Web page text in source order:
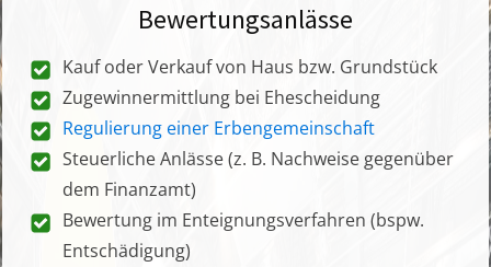
Bewertungsanlässe
Kauf oder Verkauf von Haus bzw. Grundstück
Zugewinnermittlung bei Ehescheidung
Regulierung einer Erbengemeinschaft
Steuerliche Anlässe (z. B. Nachweise gegenüber
dem Finanzamt)
Bewertung im Enteignungsverfahren (bspw.
Entschädigung)